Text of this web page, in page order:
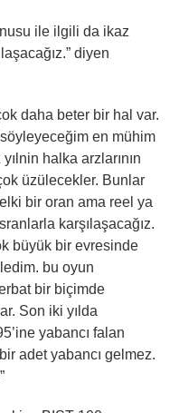
ile ilgili da ikaz
diyen
daha beter bir hal var.
en mühim
yılnin halka arzlarının
üzülecekler. Bunlar
bir oran ama reel ya
karşılaşacağız.
büyük bir evresinde
bu oyun
bir biçimde
Son iki yılda
yabancı falan
adet yabancı gelmez.